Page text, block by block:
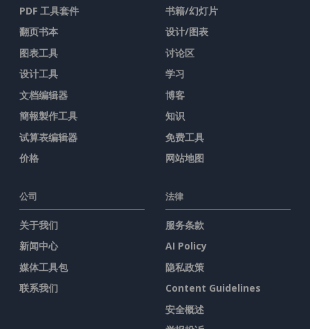
PDF 工具套件
翻页书本
图表工具
设计工具
文档编辑器
簡報製作工具
试算表编辑器
价格
书籍/幻灯片
设计/图表
讨论区
学习
博客
知识
免费工具
网站地图
公司
关于我们
新闻中心
媒体工具包
联系我们
法律
服务条款
AI Policy
隐私政策
Content Guidelines
安全概述